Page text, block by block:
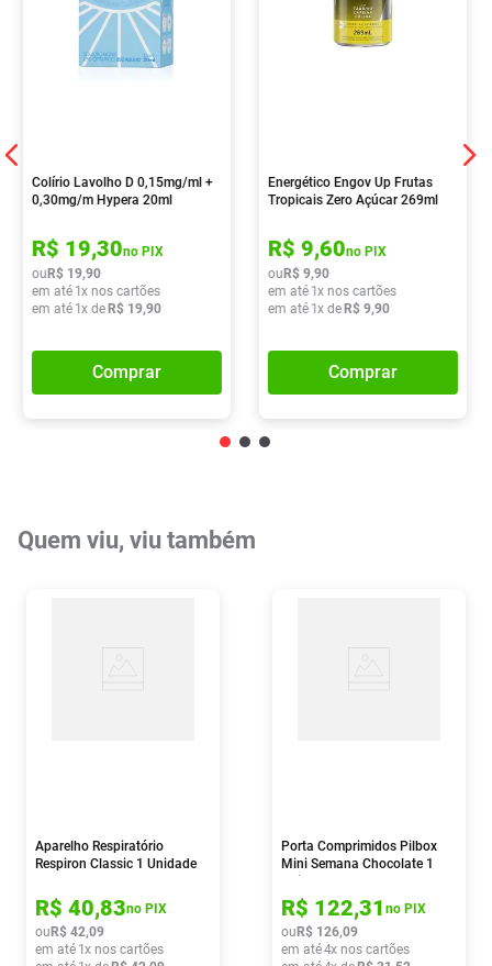
Colírio Lavolho D 0,15mg/ml +
0,30mg/m Hypera 20ml
R$ 19,30no PIX
ou R$ 19,90
em até 1x nos cartões
em até 1x de R$ 19,90
Comprar
Energético Engov Up Frutas
Tropicais Zero Açúcar 269ml
R$ 9,60no PIX
ou R$ 9,90
em até 1x nos cartões
em até 1x de R$ 9,90
Comprar
Quem viu, viu também
Aparelho Respiratório
Respiron Classic 1 Unidade
R$ 40,83no PIX
ou R$ 42,09
em até 1x nos cartões
Porta Comprimidos Pilbox
Mini Semana Chocolate 1
R$ 122,31 no PIX
ou R$ 126,09
em até4x nos cartões